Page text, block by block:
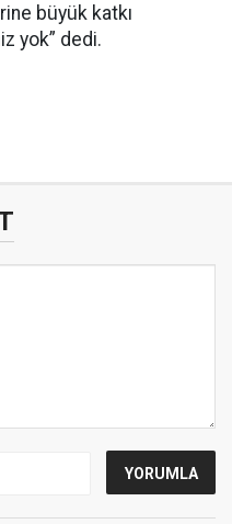
büyük katkı
yok” dedi.